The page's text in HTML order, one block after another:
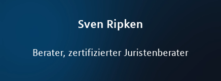
Sven Ripken
Berater, zertifizierter Juristenberater